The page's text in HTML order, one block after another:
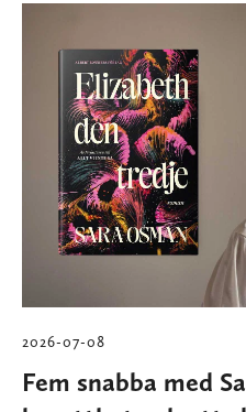
2026-07-08
Fem snabba med